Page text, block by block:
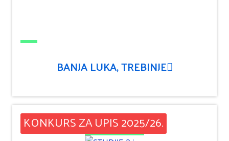
BANJA LUKA, TREBINJE
KONKURS ZA UPIS 2025/26.